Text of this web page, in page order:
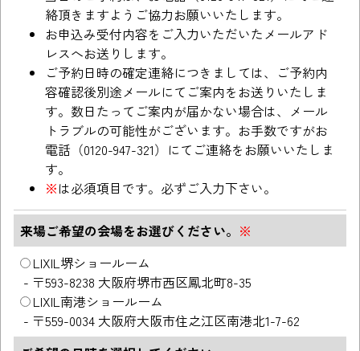
絡頂きますようご協力お願いいたします。
お申込み受付内容をご入力いただいたメールアド
レスへお送りします。
ご予約日時の確定連絡につきましては、ご予約内
容確認後別途メールにてご案内をお送りいたしま
す。数日たってご案内が届かない場合は、メール
トラブルの可能性がございます。お手数ですがお
電話（0120-947-321）にてご連絡をお願いいたしま
す。
※は必須項目です。必ずご入力下さい。
来場ご希望の会場をお選びください。 ※
LIXIL堺ショールーム
- 〒593-8238 大阪府堺市西区鳳北町8-35
LIXIL南港ショールーム
- 〒559-0034 大阪府大阪市住之江区南港北1-7-62